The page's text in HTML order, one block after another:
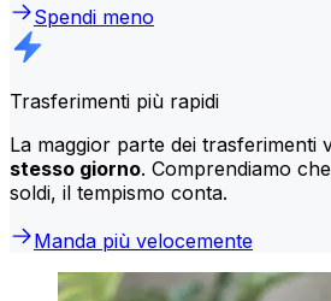
Spendi meno
Trasferimenti più rapidi
La maggior parte dei trasferimenti
stesso giorno. Comprendiamo
soldi, il tempismo conta.
Manda più velocemente